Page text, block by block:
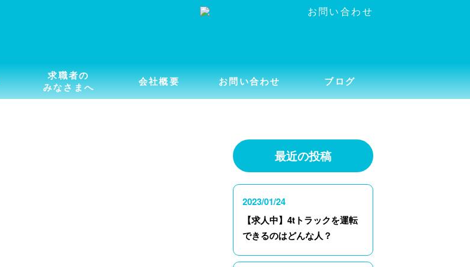
求職者の
みなさまへ
会社概要 お問い合わせ ブログ
最近の投稿
2023/01/24
【求人中】4tトラックを運転
できるのはどんな人？